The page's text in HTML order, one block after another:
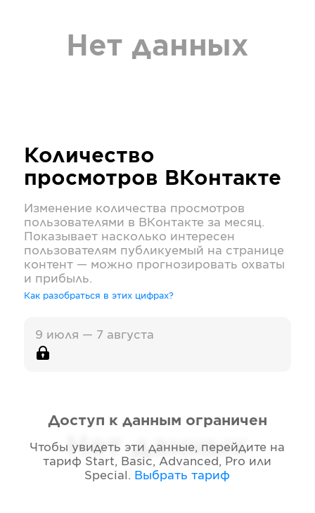
Нет данных
Количество
просмотров ВКонтакте
Изменение количества просмотров
пользователями в ВКонтакте за месяц.
Показывает насколько интересен
пользователям публикуемый на странице
контент — можно прогнозировать охваты
и прибыль.
Как разобраться в этих цифрах?
9 июля — 7 августа
Нет данных
Доступ к данным ограничен
Чтобы увидеть эти данные, перейдите на
тариф Start, Basic, Advanced, Pro или
Special . Выбрать тариф